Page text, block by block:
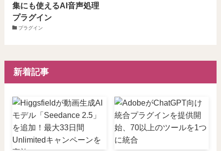
集にも使えるAI音声処理
プラグイン
プラグイン
新着記事